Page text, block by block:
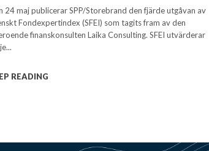
24 maj publicerar SPP/Storebrand den fjärde utgåvan av
Fondexpertindex (SFEI) som tagits fram av den
finanskonsulten Laika Consulting. SFEI utvärderar
READING